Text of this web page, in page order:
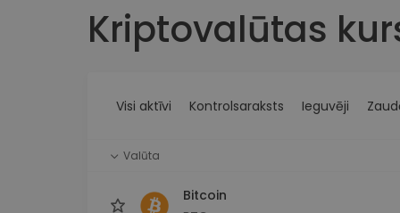
Visas cenas
Vairāk nekā 300 kriptovalūtu Nesen
Pērciet vairāk nekā 300
kriptovalūtas
iespējas
Kriptovalūtas
Visi aktīvi Kontrolsaraksts Ieguvēji
Valūta
Bitcoin